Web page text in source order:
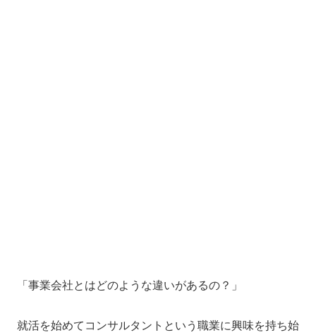
「事業会社とはどのような違いがあるの？」
就活を始めてコンサルタントという職業に興味を持ち始